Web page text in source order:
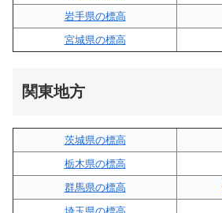
岩手県の標高
宮城県の標高
関東地方
茨城県の標高
栃木県の標高
群馬県の標高